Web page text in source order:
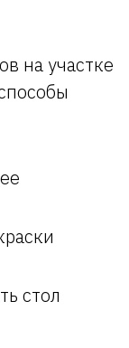
на участке
стол